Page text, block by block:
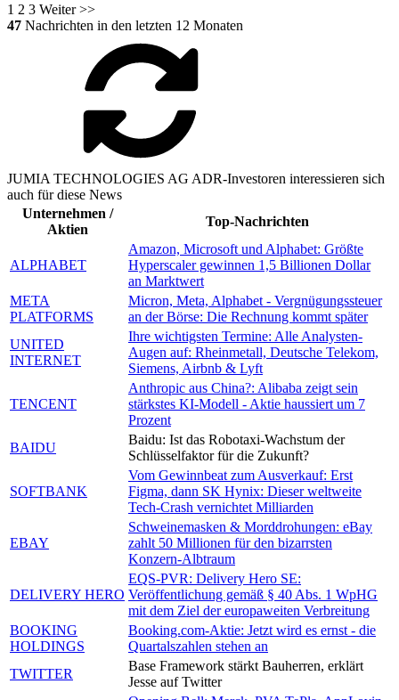
1 2 3 Weiter >>
47 Nachrichten in den letzten 12 Monaten
JUMIA TECHNOLOGIES AG ADR-Investoren interessieren sich
auch für diese News
Unternehmen /
Aktien
Top-Nachrichten
ALPHABET
Amazon, Microsoft und Alphabet: Größte
Hyperscaler gewinnen 1,5 Billionen Dollar
an Marktwert
META
PLATFORMS
Micron, Meta, Alphabet - Vergnügungssteuer
an der Börse: Die Rechnung kommt später
UNITED
INTERNET
Ihre wichtigsten Termine: Alle Analysten-
Augen auf: Rheinmetall, Deutsche Telekom,
Siemens, Airbnb & Lyft
TENCENT
Anthropic aus China?: Alibaba zeigt sein
stärkstes KI-Modell - Aktie haussiert um 7
Prozent
BAIDU
Baidu: Ist das Robotaxi-Wachstum der
Schlüsselfaktor für die Zukunft?
SOFTBANK
Vom Gewinnbeat zum Ausverkauf: Erst
Figma, dann SK Hynix: Dieser weltweite
Tech-Crash vernichtet Milliarden
EBAY
Schweinemasken & Morddrohungen: eBay
zahlt 50 Millionen für den bizarrsten
Konzern-Albtraum
DELIVERY HERO
EQS-PVR: Delivery Hero SE:
Veröffentlichung gemäß § 40 Abs. 1 WpHG
mit dem Ziel der europaweiten Verbreitung
BOOKING
HOLDINGS
Booking.com-Aktie: Jetzt wird es ernst - die
Quartalszahlen stehen an
TWITTER
Base Framework stärkt Bauherren, erklärt
Jesse auf Twitter